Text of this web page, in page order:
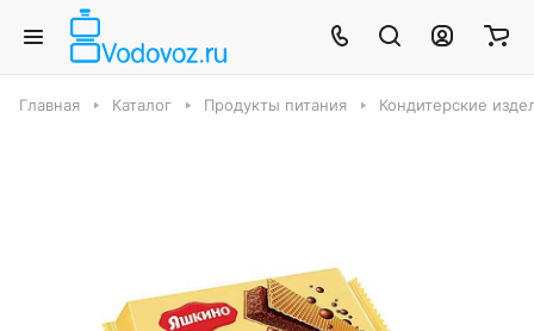
Главная Каталог Продукты питания Кондитерские